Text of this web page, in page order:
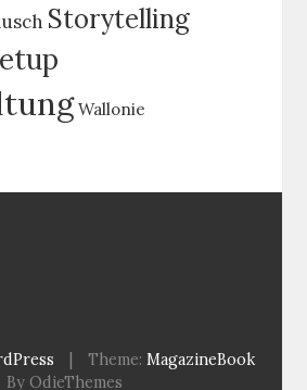
Storytelling
Wallonie
Theme: MagazineBook
By OdieThemes